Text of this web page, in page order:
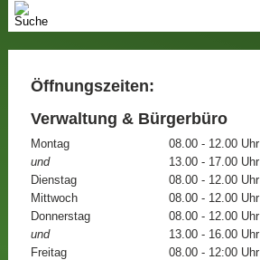
Öffnungszeiten:
Verwaltung & Bürgerbüro
Montag
08.00 - 12.00 Uhr
und
13.00 - 17.00 Uhr
Dienstag
08.00 - 12.00 Uhr
Mittwoch
08.00 - 12.00 Uhr
Donnerstag
08.00 - 12.00 Uhr
und
13.00 - 16.00 Uhr
Freitag
08.00 - 12:00 Uhr